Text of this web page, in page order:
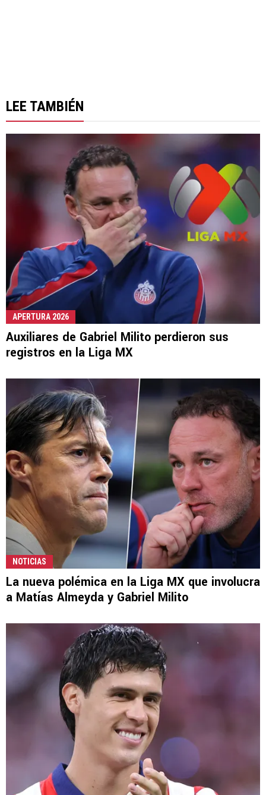
LEE TAMBIÉN
APERTURA 2026
Auxiliares de Gabriel Milito perdieron sus
registros en la Liga MX
NOTICIAS
La nueva polémica en la Liga MX que involucra
a Matías Almeyda y Gabriel Milito